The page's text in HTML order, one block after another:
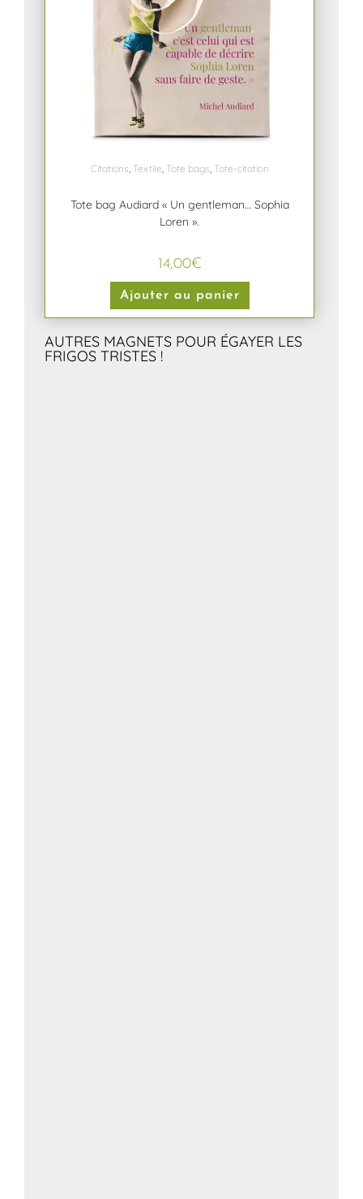
Citations, Textile, Tote bags, Tote-citation
Tote bag Audiard « Un gentleman… Sophia
Loren ».
14,00€
Ajouter au panier
AUTRES MAGNETS POUR ÉGAYER LES
FRIGOS TRISTES !